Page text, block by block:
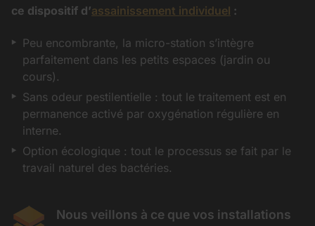
ce dispositif d’assainissement individuel :
Peu encombrante, la micro-station s’intègre
parfaitement dans les petits espaces (jardin ou
cours).
Sans odeur pestilentielle : tout le traitement est en
permanence activé par oxygénation régulière en
interne.
Option écologique : tout le processus se fait par le
travail naturel des bactéries.
Nous veillons à ce que vos installations